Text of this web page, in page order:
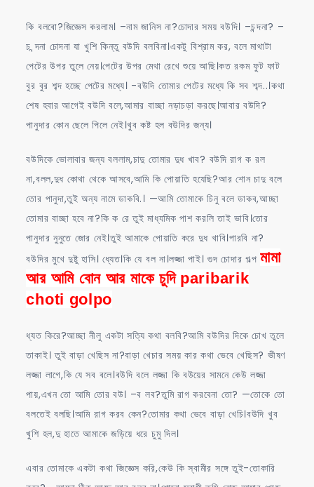
কি বলবো?জিজ্ঞেস করলাম। –নাম জানিস না?চোদার সময় বউদি। –চন্দনা? –
চ ন্দনা চোদনা যা খুশি কিন্তু বউদি বলবিনা।একটু বিশ্রাম কর, বলে মাথাটা
পেটের উপর তুলে নেয়।পেটের উপর মেথা রেখে শুয়ে আছি।কত রকম ফুট ফাট
বুর বুর শব্দ হচ্ছে পেটের মধ্যে। -বউদি তোমার পেটের মধ্যে কি সব শব্দ..।কথা
শেষ হবার আগেই বউদি বলে,আমার বাচ্ছা নড়াচড়া করছে।আবার বউদি?
পানুদার কোন ছেলে পিলে নেই।খুব কষ্ট হল বউদির জন্য।
বউদিকে ভোলাবার জন্য বললাম,চাদু তোমার দুধ খাব? বউদি রাগ ক রল
না,বলল,দুধ কোথা থেকে আসবে,আমি কি পোয়াতি হযেছি?আর শোন চাদু বলে
তোর পানুদা,তুই অন্য নামে ডাকবি.। —আমি তোমাকে চিনু বলে ডাকব,আচ্ছা
তোমার বাচ্ছা হবে না?কি ক রে তুই মাধ্যমিক পাশ করলি তাই ভাবি।তোর
পানুদার নুনুতে জোর নেই।তুই আমাকে পোয়াতি করে দুধ খাবি।পারবি না?
বউদির মুখে দুষ্টু হাসি। ধ্যেত।কি যে বল না।লজ্জা পাই। গুদ চোদার গল্প মামা
আর আমি বোন আর মাকে চুদি paribarik
choti golpo
ধ্যত কিরে?আচ্ছা নীলু একটা সত্যি কথা বলবি?আমি বউদির দিকে চোখ তুলে
তাকাই। তুই বাড়া খেছিস না?বাড়া খেচার সময় কার কথা ভেবে খেছিস? ভীষণ
লজ্জা লাগে,কি যে সব বলে।বউদি বলে লজ্জা কি বউয়ের সামনে কেউ লজ্জা
পায়,এখন তো আমি তোর বউ। –ব লব?তুমি রাগ করবেনা তো? —তোকে তো
বলতেই বলছি।আমি রাগ করব কেন?তোমার কথা ভেবে বাড়া খেচি।বউদি খুব
খুশি হল,দু হাতে আমাকে জড়িয়ে ধরে চুমু দিল।
এবার তোমাকে একটা কথা জিজ্ঞেস করি,কেউ কি স্বামীর সঙ্গে তুই-তোকারি